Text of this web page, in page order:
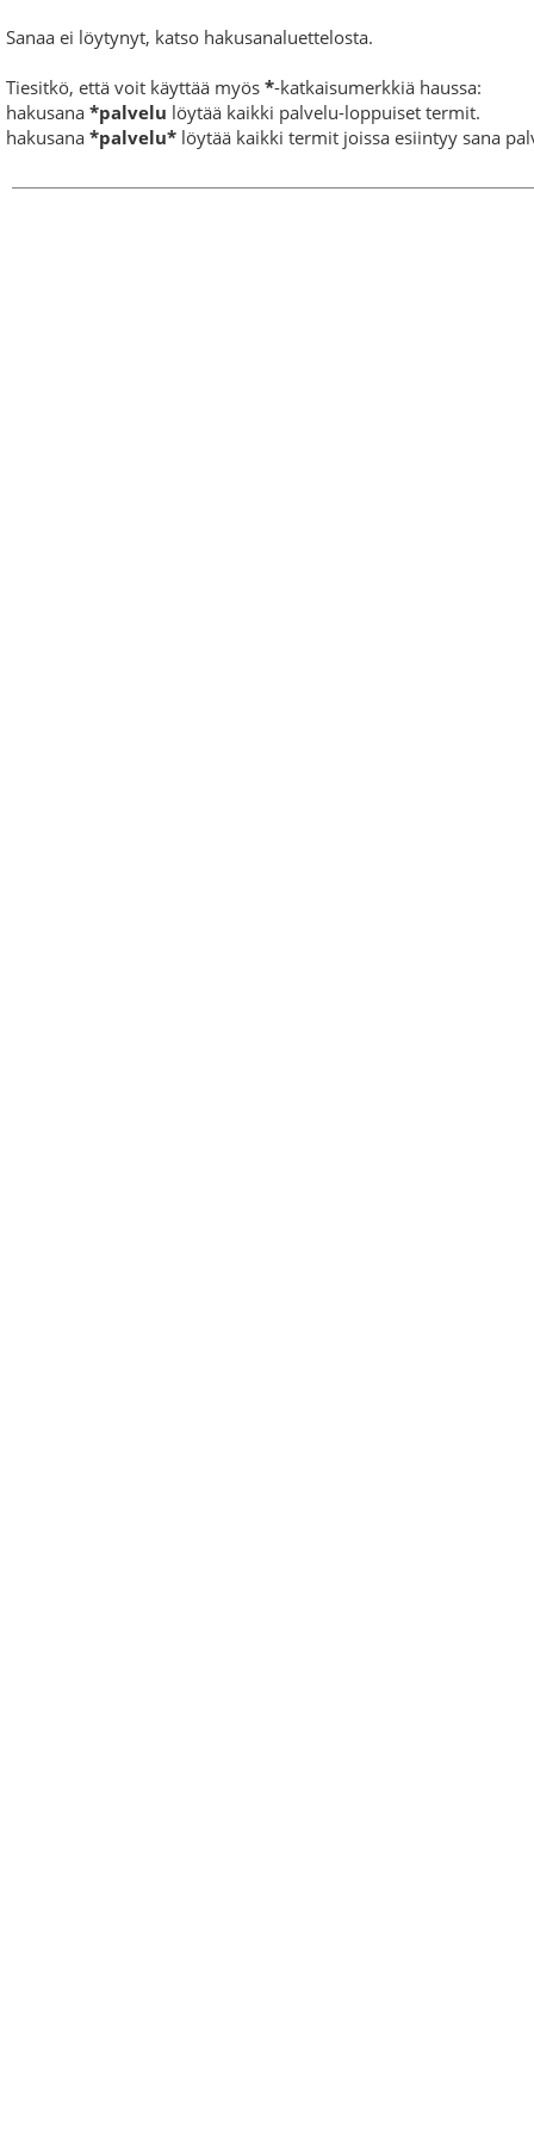
Sanaa ei löytynyt, katso hakusanaluettelosta.
Tiesitkö, että voit käyttää myös *-katkaisumerkkiä haussa:
hakusana *palvelu löytää kaikki palvelu-loppuiset termit.
hakusana *palvelu* löytää kaikki termit joissa esiintyy sana